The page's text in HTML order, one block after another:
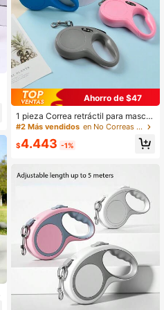
Ahorro de $47
1 pieza Correa retráctil para mascot
as de 3m/5m, adecuada para gatos
#2 Más vendidos en No Correas retráctiles
$4.443 -1%